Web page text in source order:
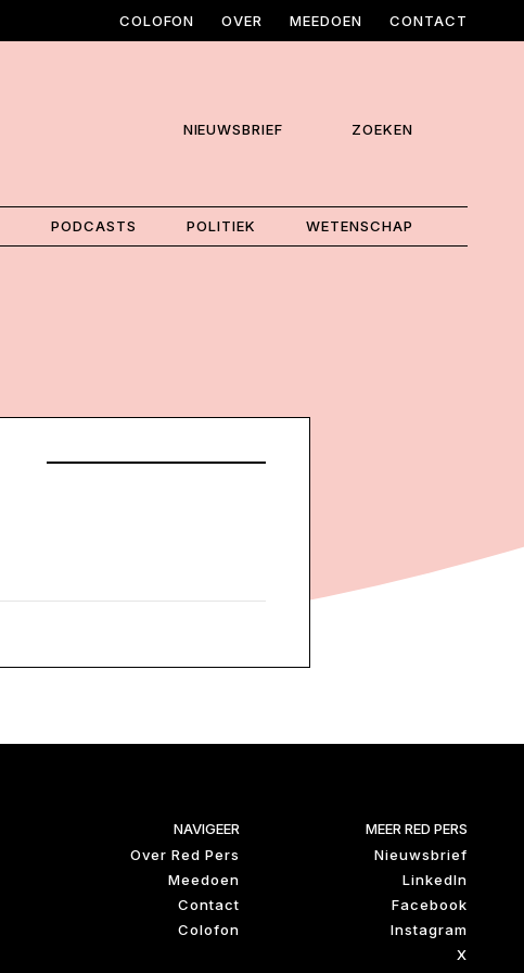
COLOFON OVER MEEDOEN CONTACT
NIEUWSBRIEF ZOEKEN
PODCASTS POLITIEK WETENSCHAP
NAVIGEER
Over Red Pers
Meedoen
Contact
Colofon
MEER RED PERS
Nieuwsbrief
LinkedIn
Facebook
Instagram
X